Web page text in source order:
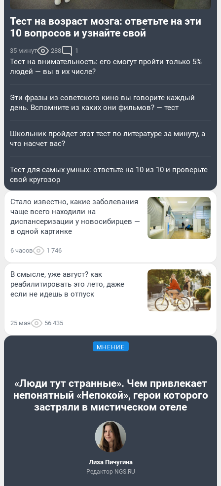
Тест на возраст мозга: ответьте на эти
10 вопросов и узнайте свой
35 минут 288 1
Тест на внимательность: его смогут пройти только 5%
людей — вы в их числе?
Эти фразы из советского кино вы говорите каждый
день. Вспомните из каких они фильмов? — тест
Школьник пройдет этот тест по литературе за минуту, а
что насчет вас?
Тест для самых умных: ответьте на 10 из 10 и проверьте
свой кругозор
Стало известно, какие заболевания
чаще всего находили на
диспансеризации у новосибирцев —
в одной картинке
6 часов 1 746
В смысле, уже август? как
реабилитировать это лето, даже
если не идешь в отпуск
25 мая 56 435
МНЕНИЕ
«Люди тут странные». Чем привлекает
непонятный «Непокой», герои которого
застряли в мистическом отеле
Лиза Пичугина
Редактор NGS.RU